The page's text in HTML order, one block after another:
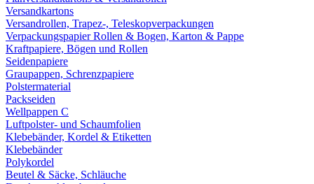
Versandkartons
Versandrollen, Trapez-, Teleskopverpackungen
Verpackungspapier Rollen & Bogen, Karton & Pappe
Kraftpapiere, Bögen und Rollen
Seidenpapiere
Graupappen, Schrenzpapiere
Polstermaterial
Packseiden
Wellpappen C
Luftpolster- und Schaumfolien
Klebebänder, Kordel & Etiketten
Klebebänder
Polykordel
Beutel & Säcke, Schläuche